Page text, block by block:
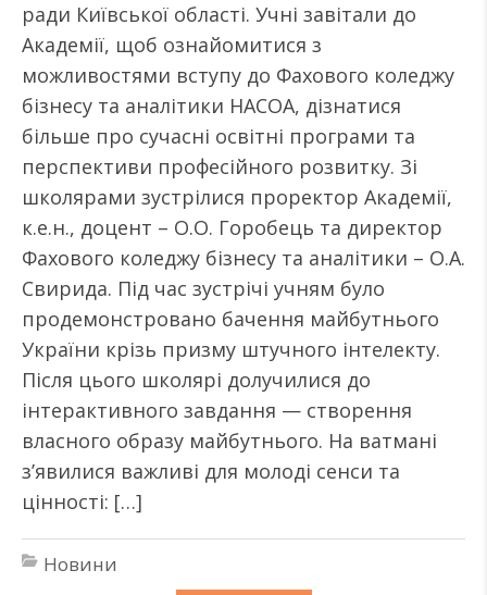
ради Київської області. Учні завітали до
Академії, щоб ознайомитися з
можливостями вступу до Фахового коледжу
бізнесу та аналітики НАСОА, дізнатися
більше про сучасні освітні програми та
перспективи професійного розвитку. Зі
школярами зустрілися проректор Академії,
к.е.н., доцент – О.О. Горобець та директор
Фахового коледжу бізнесу та аналітики – О.А.
Свирида. Під час зустрічі учням було
продемонстровано бачення майбутнього
України крізь призму штучного інтелекту.
Після цього школярі долучилися до
інтерактивного завдання — створення
власного образу майбутнього. На ватмані
з’явилися важливі для молоді сенси та
цінності: […]
Новини